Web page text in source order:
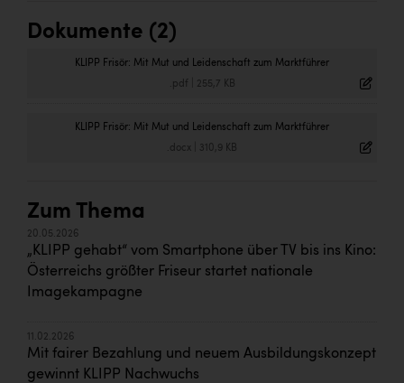
Dokumente (2)
KLIPP Frisör: Mit Mut und Leidenschaft zum Marktführer
.pdf 255,7 KB
KLIPP Frisör: Mit Mut und Leidenschaft zum Marktführer
.docx 310,9 KB
Zum Thema
20.05.2026
„KLIPP gehabt“ vom Smartphone über TV bis ins Kino:
Österreichs größter Friseur startet nationale
Imagekampagne
11.02.2026
Mit fairer Bezahlung und neuem Ausbildungskonzept
gewinnt KLIPP Nachwuchs